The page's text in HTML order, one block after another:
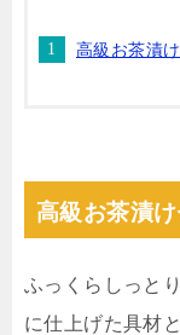
高級お茶漬
高級お茶漬け
ふっくらしっと
に仕上げた具材